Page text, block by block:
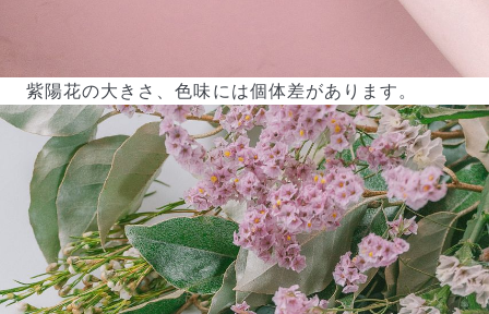
紫陽花の大きさ、色味には個体差があります。